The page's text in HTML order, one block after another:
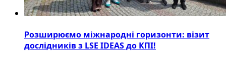
Розширюємо міжнародні горизонти: візит
дослідників з LSE IDEAS до КПІ!